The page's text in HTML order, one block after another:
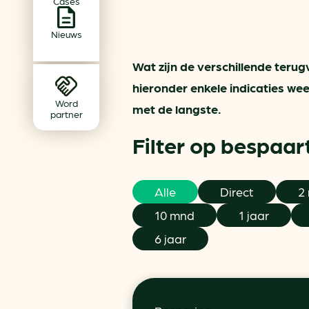
Nieuws
Word
partner
Verduurzamen
Klimaattransitie op
Wat zijn de verschillende
hieronder enkele indicaties
met de langste.
Filter op
Alle Direct 2
10 mnd
1 jaar
6 jaar